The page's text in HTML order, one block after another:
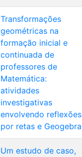
Transformações
geométricas na
formação inicial e
continuada de
professores de
Matemática:
atividades
investigativas
envolvendo reflexões
por retas e Geogebra
Um estudo de caso,